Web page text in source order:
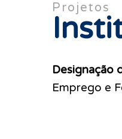
Projetos
Designação
Emprego e